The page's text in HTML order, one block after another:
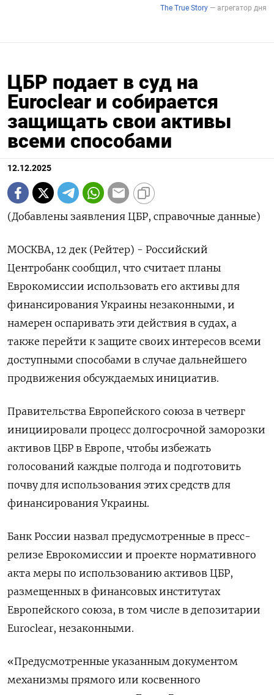
ЦБР подает в суд на
Euroclear и собирается
защищать свои активы
всеми способами
12.12.2025
(Добавлены заявления ЦБР, справочные данные)
МОСКВА, 12 дек (Рейтер) - Российский
Центробанк сообщил, что считает планы
Еврокомиссии использовать его активы для
финансирования Украины незаконными, и
намерен оспаривать эти действия в судах, а
также перейти к защите своих интересов всеми
доступными способами в случае дальнейшего
продвижения обсуждаемых инициатив.
Правительства Европейского союза в четверг
инициировали процесс долгосрочной заморозки
активов ЦБР в Европе, чтобы избежать
голосований каждые полгода и подготовить
почву для использования этих средств для
финансирования Украины.
Банк России назвал предусмотренные в пресс-
релизе Еврокомиссии и проекте нормативного
акта меры по использованию активов ЦБР,
размещенных в финансовых институтах
Европейского союза, в том числе в депозитарии
Euroclear, незаконными.
«Предусмотренные указанным документом
механизмы прямого или косвенного